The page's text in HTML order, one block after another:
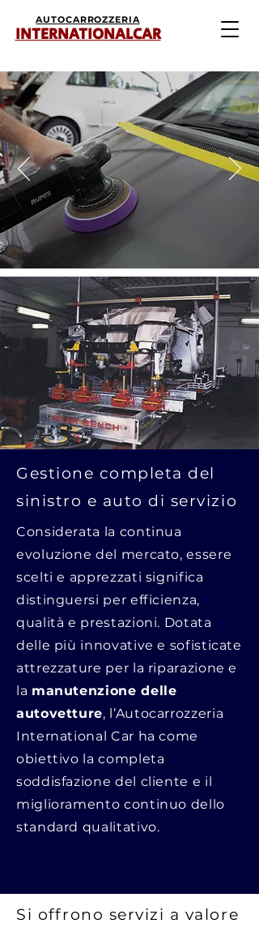
AUTOCARROZZERIA
INTERNATIONALCAR
Gestione completa del
sinistro e auto di servizio
Considerata la continua
evoluzione del mercato, essere
scelti e apprezzati significa
distinguersi per efficienza,
qualità e prestazioni. Dotata
delle più innovative e sofisticate
attrezzature per la riparazione e
la manutenzione delle
autovetture, l’Autocarrozzeria
International Car ha come
obiettivo la completa
soddisfazione del cliente e il
miglioramento continuo dello
standard qualitativo.
Si offrono servizi a valore